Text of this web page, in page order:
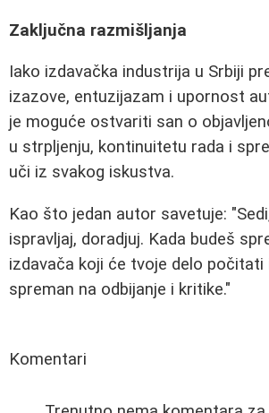
Zaključna razmišljanja
Iako izdavačka industrija u Srbiji
izazove, entuzijazam i upornost
je moguće ostvariti san o
u strpljenju, kontinuitetu rada i
uči iz svakog iskustva.
Kao što jedan autor savetuje:
ispravljaj, doradjuj. Kada budeš
izdavača koji će tvoje delo počitati
spreman na odbijanje i kritike."
Komentari